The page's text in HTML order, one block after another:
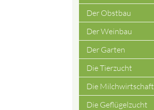
Der Obstbau
Der Weinbau
Der Garten
Die Tierzucht
Die Milchwirtschaft
Die Geflügelzucht